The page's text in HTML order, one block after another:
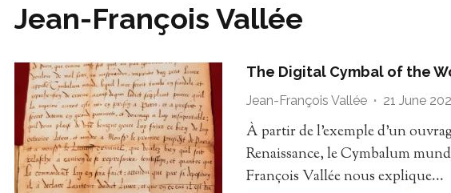
Jean-François Vallée
The Digital Cymbal of the
Jean-François Vallée · 21 June
À partir de l’exemple d’un
Renaissance, le Cymbalum
François Vallée nous explique...